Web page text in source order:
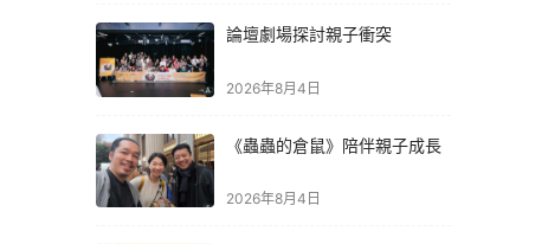
論壇劇場探討親子衝突
2026年8月4日
《蟲蟲的倉鼠》陪伴親子成長
2026年8月4日